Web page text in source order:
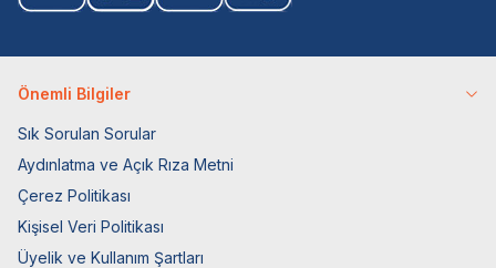
Önemli Bilgiler
Sık Sorulan Sorular
Aydınlatma ve Açık Rıza Metni
Çerez Politikası
Kişisel Veri Politikası
Üyelik ve Kullanım Şartları